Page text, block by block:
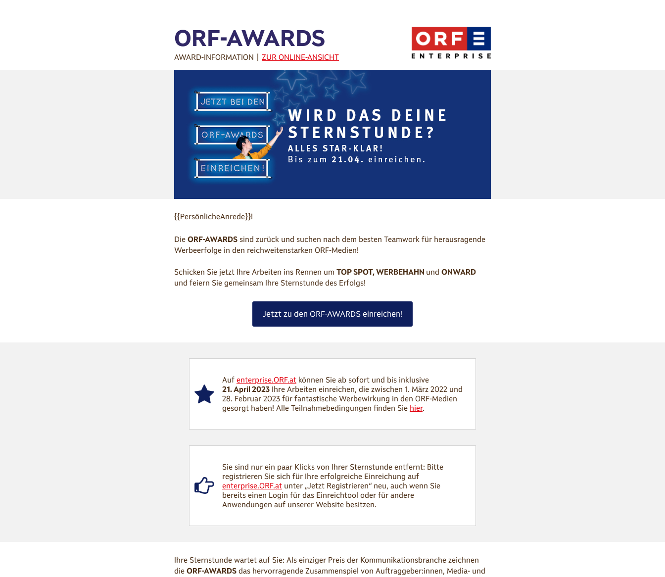
ORF-AWARDS
AWARD-INFORMATION | ZUR ONLINE-ANSICHT
{{PersönlicheAnrede}}!
Die ORF-AWARDS sind zurück und suchen nach dem besten Teamwork für herausragende
Werbeerfolge in den reichweitenstarken ORF-Medien!
Schicken Sie jetzt Ihre Arbeiten ins Rennen um TOP SPOT, WERBEHAHN und ONWARD
und feiern Sie gemeinsam Ihre Sternstunde des Erfolgs!
Jetzt zu den ORF-AWARDS einreichen!
Auf enterprise.ORF.at können Sie ab sofort und bis inklusive
21. April 2023 Ihre Arbeiten einreichen, die zwischen 1. März 2022 und
28. Februar 2023 für fantastische Werbewirkung in den ORF-Medien
gesorgt haben! Alle Teilnahmebedingungen finden Sie hier.
Sie sind nur ein paar Klicks von Ihrer Sternstunde entfernt: Bitte
registrieren Sie sich für Ihre erfolgreiche Einreichung auf
enterprise.ORF.at unter „Jetzt Registrieren“ neu, auch wenn Sie
bereits einen Login für das Einreichtool oder für andere
Anwendungen auf unserer Website besitzen.
Ihre Sternstunde wartet auf Sie: Als einziger Preis der Kommunikationsbranche zeichnen
die ORF-AWARDS das hervorragende Zusammenspiel von Auftraggeber:innen, Media- und